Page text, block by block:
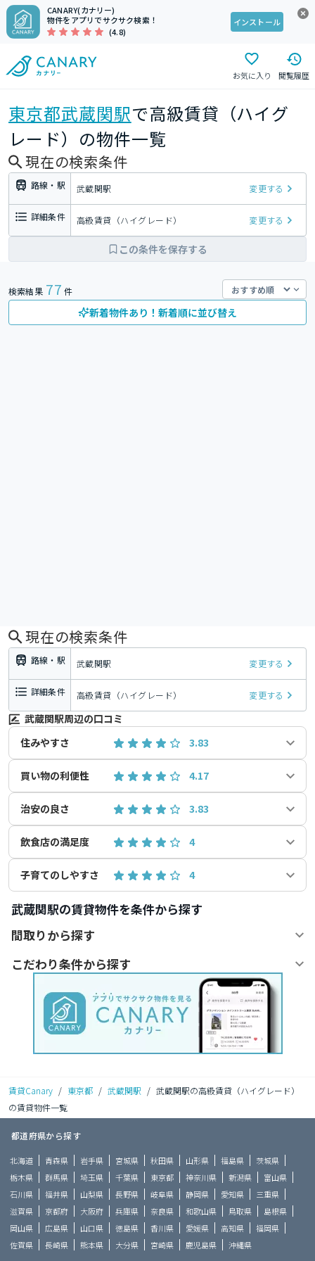
CANARY(カナリー)
物件をアプリでサクサク検索！
(4.8)
インストール
お気に入り 閲覧履歴
東京都武蔵関駅で高級賃貸（ハイグ
レード）の物件一覧
現在の検索条件
路線・駅 武蔵関駅 変更する
詳細条件 高級賃貸（ハイグレード） 変更する
この条件を保存する
検索結果 77 件
新着物件あり！新着順に並び替え
現在の検索条件
路線・駅 武蔵関駅 変更する
詳細条件 高級賃貸（ハイグレード） 変更する
武蔵関駅周辺の口コミ
住みやすさ
3.83
買い物の利便性 4.17
治安の良さ 3.83
飲食店の満足度 4
子育てのしやすさ 4
武蔵関駅の賃貸物件を条件から探す
間取りから探す
こだわり条件から探す
賃貸Canary / 東京都 / 武蔵関駅 / 武蔵関駅の高級賃貸（ハイグレード）
の賃貸物件一覧
都道府県から探す
北海道 青森県 岩手県 宮城県 秋田県 山形県 福島県
茨城県
栃木県
群馬県 埼玉県 千葉県 東京都 神奈川県 新潟県
富山県
石川県
福井県 山梨県 長野県 岐阜県 静岡県 愛知県
三重県
滋賀県
京都府 大阪府 兵庫県 奈良県 和歌山県 鳥取県
島根県
岡山県
広島県 山口県 徳島県 香川県 愛媛県 高知県
福岡県
佐賀県
長崎県 熊本県 大分県 宮崎県 鹿児島県 沖縄県